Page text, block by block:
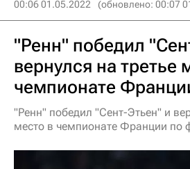
00:06 01.05.2022 (обновлено: 00:07
"Ренн" победил
вернулся на третье
чемпионате
"Ренн" победил "Сент-Этьен" и
место в чемпионате Франции по